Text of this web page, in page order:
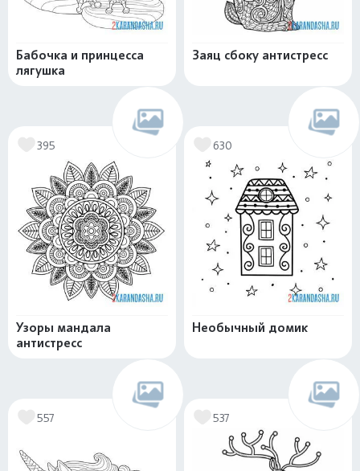
Бабочка и принцесса
лягушка
Заяц сбоку антистресс
395
Узоры мандала
антистресс
630
Необычный домик
557 537